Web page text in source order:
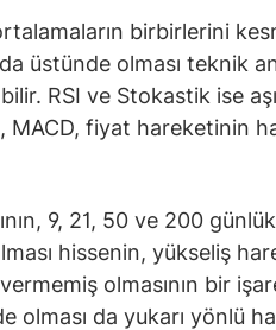
birbirlerini
üstünde olması teknik
RSI ve Stokastik ise
MACD, fiyat hareketinin
9, 21, 50 ve 200
hissenin, yükseliş
olmasının bir
olması da yukarı yönlü